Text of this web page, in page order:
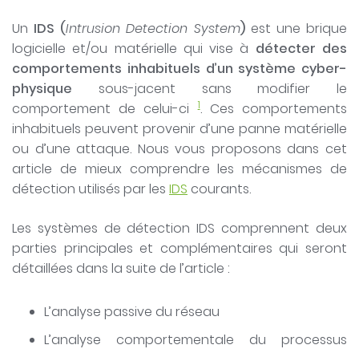
Un IDS (Intrusion Detection System)est une brique
logicielle et/ou matérielle qui vise à détecter des
comportements inhabituels d’un système cyber-
physique sous-jacent sans modifier le
comportement de celui-ci1. Ces comportements
inhabituels peuvent provenir d’une panne matérielle
ou d’une attaque. Nous vous proposons dans cet
article de mieux comprendre les mécanismes de
détection utilisés par les IDS courants.
Les systèmes de détection IDS comprennent deux
parties principales et complémentaires qui seront
détaillées dans la suite de l’article :
L’analyse passive du réseau
L’analyse comportementale du processus